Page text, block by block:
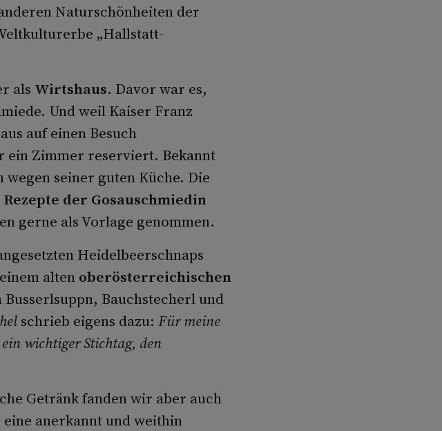
Naturschönheiten der
„Hallstatt-
als Wirtshaus. Davor war es,
Und weil Kaiser Franz
auf einen Besuch
ein Zimmer reserviert. Bekannt
seiner guten Küche. Die
Rezepte der Gosauschmiedin
gerne als Vorlage genommen.
Heidelbeerschnaps
alten oberösterreichischen
Bauchstecherl und
schrieb eigens dazu: Für meine
wichtiger Stichtag, den
Getränk fanden wir aber auch
anerkannt und weithin